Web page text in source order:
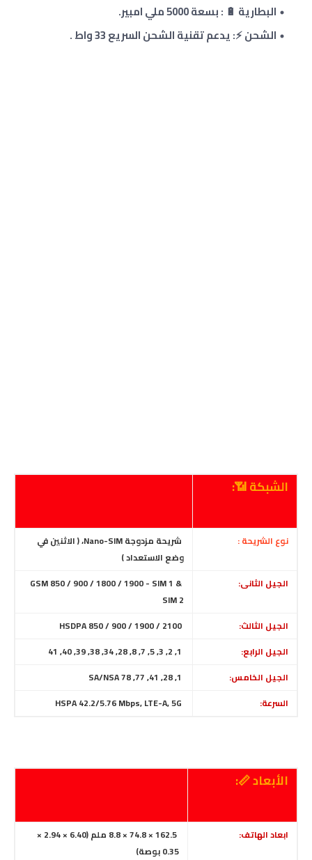
البطارية 🔋 : بسعة 5000 ملي امبير.
الشحن ⚡: يدعم تقنية الشحن السريع 33 واط .
الشبكة 📶:
نوع الشريحة :
شريحة مزدوجة Nano-SIM، ( الاثنين في
وضع الاستعداد )
الجيل الثانى:
GSM 850 / 900 / 1800 / 1900 - SIM 1 &
SIM 2
الجيل الثالث:
HSDPA 850 / 900 / 1900 / 2100
الجيل الرابع:
1, 2, 3, 5, 7, 8, 28, 34, 38, 39, 40, 41
الجيل الخامس:
1, 28, 41, 77, 78 SA/NSA
السرعة:
الأبعاد 📏:
ابعاد الهاتف:
162.5 × 74.8 × 8.8 ملم (6.40 × 2.94 ×
0.35 بوصة)